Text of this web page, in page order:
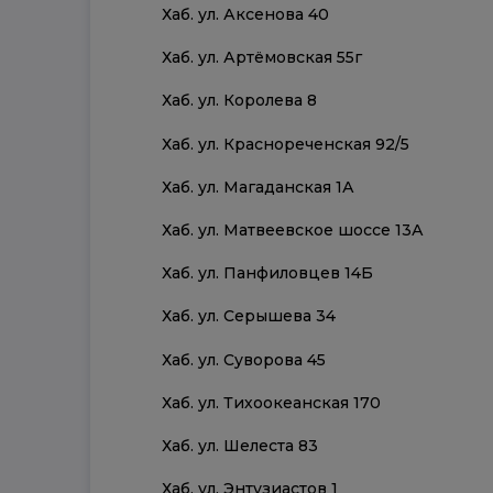
Хаб. ул. Аксенова 40
Хаб. ул. Артёмовская 55г
Хаб. ул. Королева 8
Хаб. ул. Краснореченская 92/5
Хаб. ул. Магаданская 1А
Хаб. ул. Матвеевское шоссе 13А
Хаб. ул. Панфиловцев 14Б
Хаб. ул. Серышева 34
Хаб. ул. Суворова 45
Хаб. ул. Тихоокеанская 170
Хаб. ул. Шелеста 83
Хаб. ул. Энтузиастов 1